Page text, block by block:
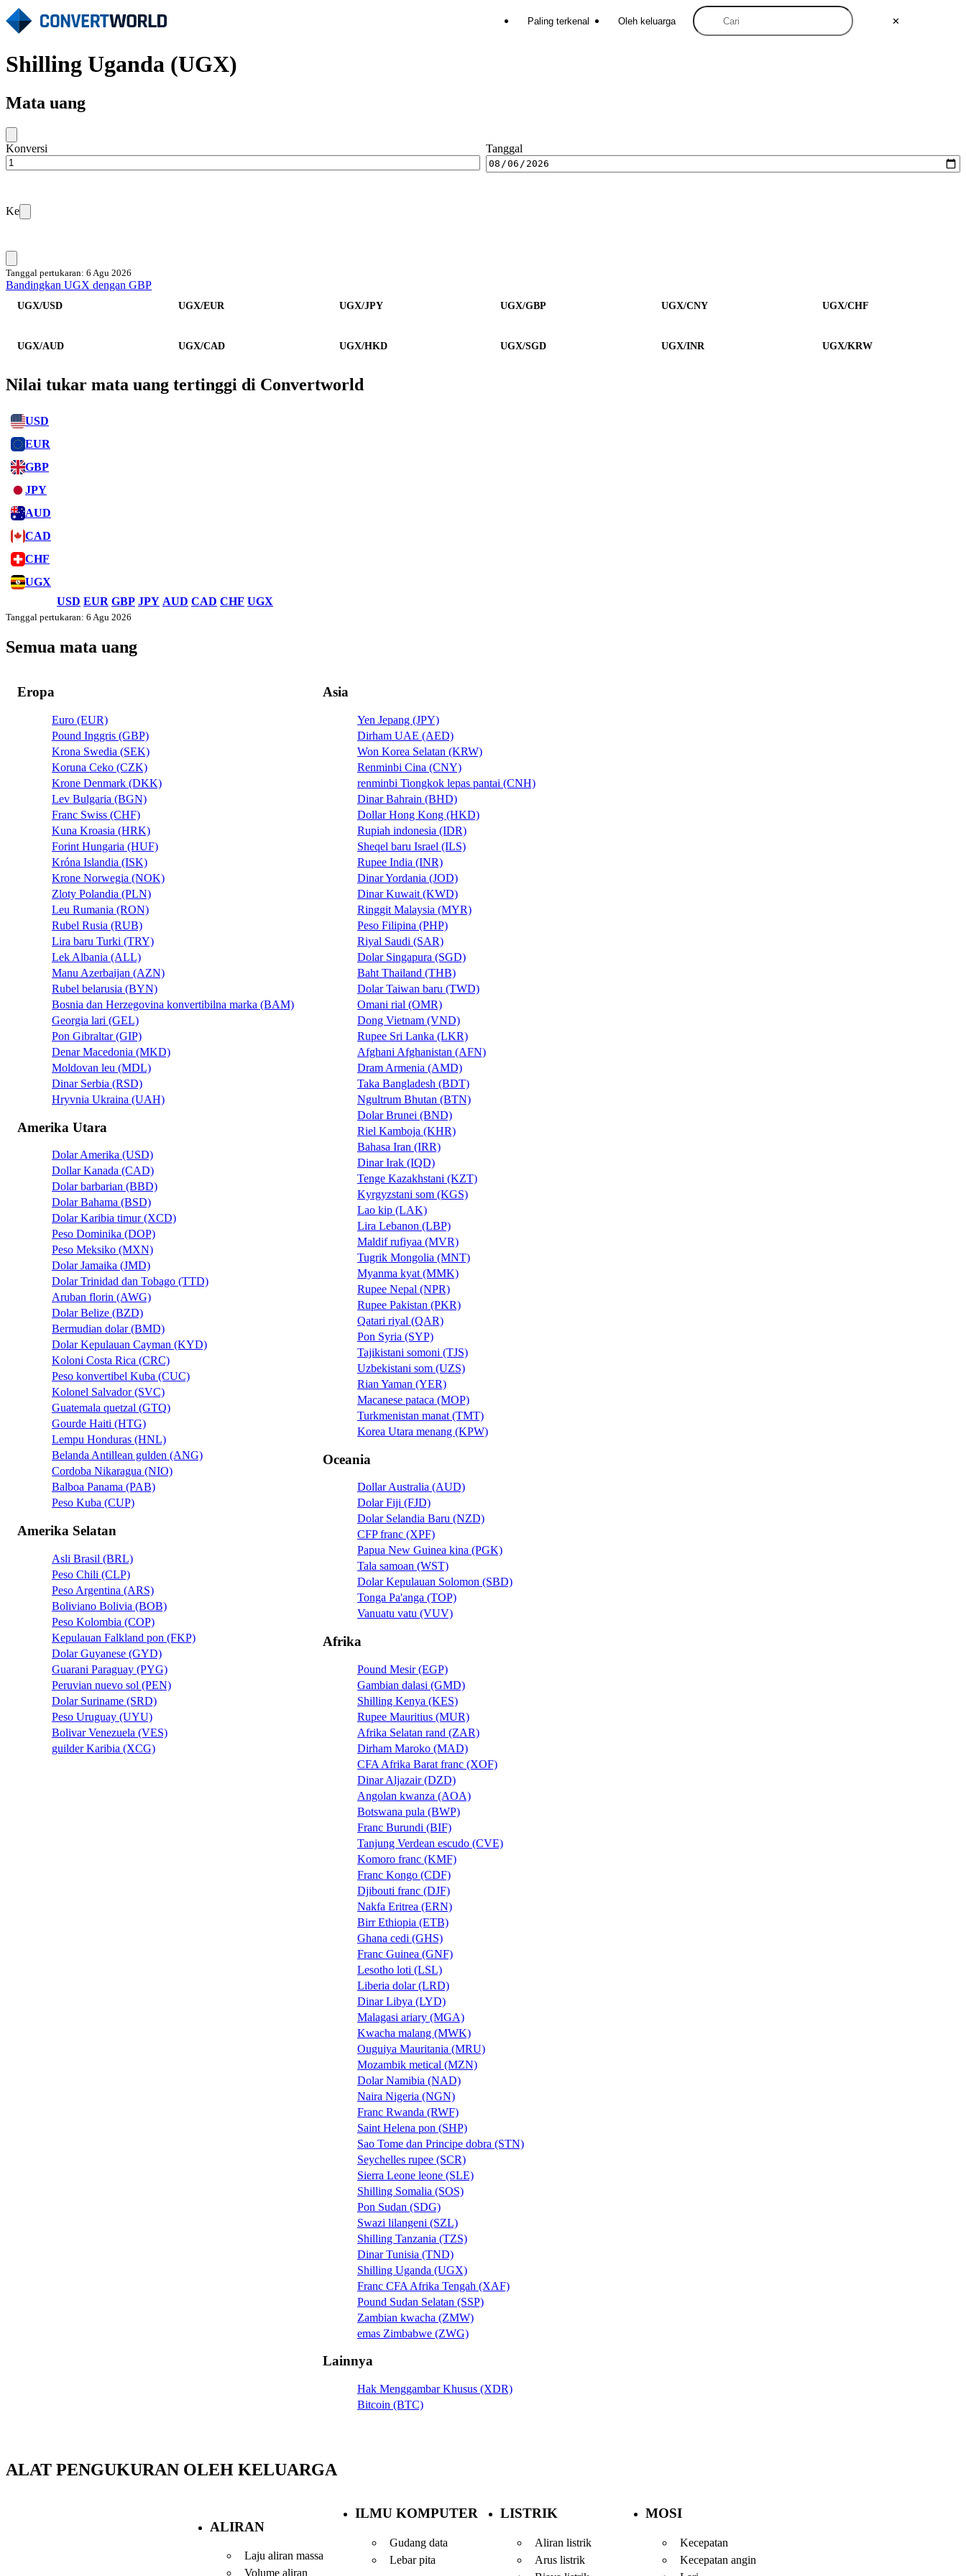
✕
Paling terkenal Oleh keluarga
Shilling Uganda (UGX)
Mata uang
Konversi Tanggal
Ke
Tanggal pertukaran: 6 Agu 2026
Bandingkan UGX dengan GBP
UGX/USD UGX/EUR UGX/JPY UGX/GBP UGX/CNY UGX/CHF
UGX/AUD UGX/CAD UGX/HKD UGX/SGD UGX/INR UGX/KRW
Nilai tukar mata uang tertinggi di Convertworld
USD
EUR
GBP
JPY
AUD
CAD
CHF
UGX
USD EUR GBP JPY AUD CAD CHF UGX
Tanggal pertukaran: 6 Agu 2026
Semua mata uang
Eropa
Euro (EUR)
Pound Inggris (GBP)
Krona Swedia (SEK)
Koruna Ceko (CZK)
Krone Denmark (DKK)
Lev Bulgaria (BGN)
Franc Swiss (CHF)
Kuna Kroasia (HRK)
Forint Hungaria (HUF)
Króna Islandia (ISK)
Krone Norwegia (NOK)
Zloty Polandia (PLN)
Leu Rumania (RON)
Rubel Rusia (RUB)
Lira baru Turki (TRY)
Lek Albania (ALL)
Manu Azerbaijan (AZN)
Rubel belarusia (BYN)
Bosnia dan Herzegovina konvertibilna marka (BAM)
Georgia lari (GEL)
Pon Gibraltar (GIP)
Denar Macedonia (MKD)
Moldovan leu (MDL)
Dinar Serbia (RSD)
Hryvnia Ukraina (UAH)
Amerika Utara
Dolar Amerika (USD)
Dollar Kanada (CAD)
Dolar barbarian (BBD)
Dolar Bahama (BSD)
Dolar Karibia timur (XCD)
Peso Dominika (DOP)
Peso Meksiko (MXN)
Dolar Jamaika (JMD)
Dolar Trinidad dan Tobago (TTD)
Aruban florin (AWG)
Dolar Belize (BZD)
Bermudian dolar (BMD)
Dolar Kepulauan Cayman (KYD)
Koloni Costa Rica (CRC)
Peso konvertibel Kuba (CUC)
Kolonel Salvador (SVC)
Guatemala quetzal (GTQ)
Gourde Haiti (HTG)
Lempu Honduras (HNL)
Belanda Antillean gulden (ANG)
Cordoba Nikaragua (NIO)
Balboa Panama (PAB)
Peso Kuba (CUP)
Amerika Selatan
Asli Brasil (BRL)
Peso Chili (CLP)
Peso Argentina (ARS)
Boliviano Bolivia (BOB)
Peso Kolombia (COP)
Kepulauan Falkland pon (FKP)
Dolar Guyanese (GYD)
Guarani Paraguay (PYG)
Peruvian nuevo sol (PEN)
Dolar Suriname (SRD)
Peso Uruguay (UYU)
Bolivar Venezuela (VES)
guilder Karibia (XCG)
Asia
Yen Jepang (JPY)
Dirham UAE (AED)
Won Korea Selatan (KRW)
Renminbi Cina (CNY)
renminbi Tiongkok lepas pantai (CNH)
Dinar Bahrain (BHD)
Dollar Hong Kong (HKD)
Rupiah indonesia (IDR)
Sheqel baru Israel (ILS)
Rupee India (INR)
Dinar Yordania (JOD)
Dinar Kuwait (KWD)
Ringgit Malaysia (MYR)
Peso Filipina (PHP)
Riyal Saudi (SAR)
Dolar Singapura (SGD)
Baht Thailand (THB)
Dolar Taiwan baru (TWD)
Omani rial (OMR)
Dong Vietnam (VND)
Rupee Sri Lanka (LKR)
Afghani Afghanistan (AFN)
Dram Armenia (AMD)
Taka Bangladesh (BDT)
Ngultrum Bhutan (BTN)
Dolar Brunei (BND)
Riel Kamboja (KHR)
Bahasa Iran (IRR)
Dinar Irak (IQD)
Tenge Kazakhstani (KZT)
Kyrgyzstani som (KGS)
Lao kip (LAK)
Lira Lebanon (LBP)
Maldif rufiyaa (MVR)
Tugrik Mongolia (MNT)
Myanma kyat (MMK)
Rupee Nepal (NPR)
Rupee Pakistan (PKR)
Qatari riyal (QAR)
Pon Syria (SYP)
Tajikistani somoni (TJS)
Uzbekistani som (UZS)
Rian Yaman (YER)
Macanese pataca (MOP)
Turkmenistan manat (TMT)
Korea Utara menang (KPW)
Oceania
Dollar Australia (AUD)
Dolar Fiji (FJD)
Dolar Selandia Baru (NZD)
CFP franc (XPF)
Papua New Guinea kina (PGK)
Tala samoan (WST)
Dolar Kepulauan Solomon (SBD)
Tonga Pa'anga (TOP)
Vanuatu vatu (VUV)
Afrika
Pound Mesir (EGP)
Gambian dalasi (GMD)
Shilling Kenya (KES)
Rupee Mauritius (MUR)
Afrika Selatan rand (ZAR)
Dirham Maroko (MAD)
CFA Afrika Barat franc (XOF)
Dinar Aljazair (DZD)
Angolan kwanza (AOA)
Botswana pula (BWP)
Franc Burundi (BIF)
Tanjung Verdean escudo (CVE)
Komoro franc (KMF)
Franc Kongo (CDF)
Djibouti franc (DJF)
Nakfa Eritrea (ERN)
Birr Ethiopia (ETB)
Ghana cedi (GHS)
Franc Guinea (GNF)
Lesotho loti (LSL)
Liberia dolar (LRD)
Dinar Libya (LYD)
Malagasi ariary (MGA)
Kwacha malang (MWK)
Ouguiya Mauritania (MRU)
Mozambik metical (MZN)
Dolar Namibia (NAD)
Naira Nigeria (NGN)
Franc Rwanda (RWF)
Saint Helena pon (SHP)
Sao Tome dan Principe dobra (STN)
Seychelles rupee (SCR)
Sierra Leone leone (SLE)
Shilling Somalia (SOS)
Pon Sudan (SDG)
Swazi lilangeni (SZL)
Shilling Tanzania (TZS)
Dinar Tunisia (TND)
Shilling Uganda (UGX)
Franc CFA Afrika Tengah (XAF)
Pound Sudan Selatan (SSP)
Zambian kwacha (ZMW)
emas Zimbabwe (ZWG)
Lainnya
Hak Menggambar Khusus (XDR)
Bitcoin (BTC)
ALAT PENGUKURAN OLEH KELUARGA
ALIRAN
Laju aliran massa
Volume aliran
ILMU KOMPUTER
Gudang data
Lebar pita
LISTRIK
Aliran listrik
Arus listrik
MOSI
Kecepatan
Kecepatan angin